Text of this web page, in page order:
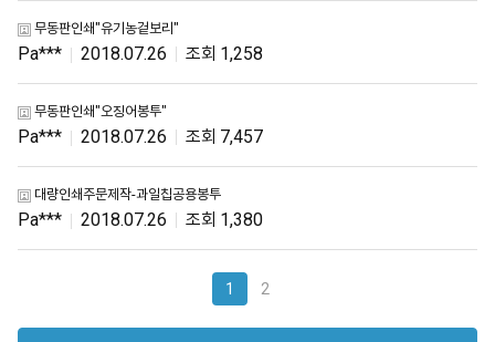
무동판인쇄"유기농겉보리"
Pa*** 2018.07.26 1,258
무동판인쇄"오징어봉투"
Pa*** 2018.07.26 7,457
대량인쇄주문제작-과일칩공용봉투
Pa*** 2018.07.26 1,380
1 2